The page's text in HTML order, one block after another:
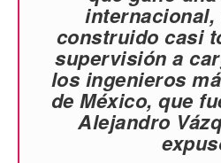
internacional,
construido casi
supervisión a
los ingenieros
de México, que
Alejandro